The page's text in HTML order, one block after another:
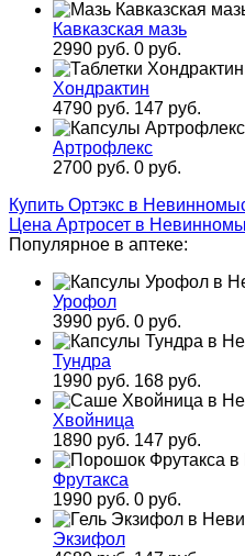
Кавказская мазь
2990 руб. 0 руб.
Хондрактин
4790 руб. 147 руб.
Артрофлекс
2700 руб. 0 руб.
Купить Ортэкс в
Цена Артросет в
Популярное в аптеке:
Урофол
3990 руб. 0 руб.
Тундра
1990 руб. 168 руб.
Хвойница
1890 руб. 147 руб.
Фрутакса
1990 руб. 0 руб.
Экзифол